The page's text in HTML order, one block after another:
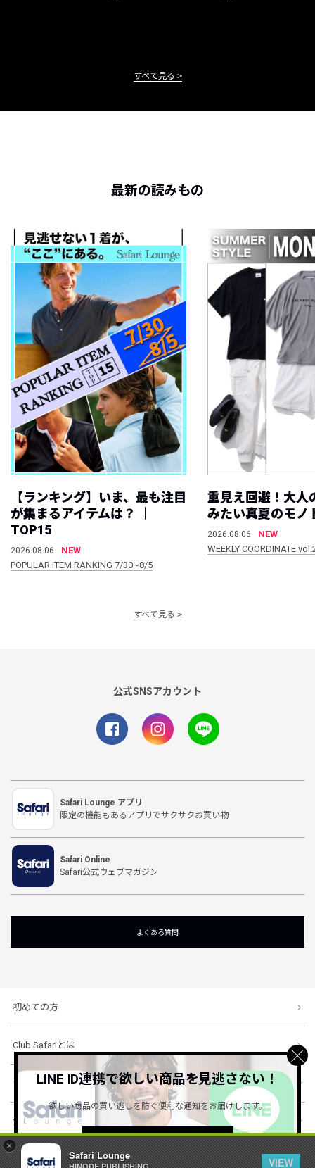
×
Safari Lounge
VIEW
すべて見る
最新の読みもの
【ランキング】いま、最も注目
が集まるアイテムは？ ｜
TOP15
2026.08.06
NEW
POPULAR ITEM RANKING 7/30~8/5
重見え回避！大人
みたい真夏のモノ
2026.08.06
NEW
WEEKLY COORDINATE
すべて見る
公式SNSアカウント
Safari Lounge アプリ
限定の機能もあるアプリでサクサクお買い物
Safari Online
Safari公式ウェブマガジン
よくある質問
初めての方
Club Safariとは
ショッピングガイド
会社概要・規約
LINE ID連携で欲しい商品を見逃さない！
欲しい商品の買い逃しを防ぐ便利な通知をお届けします。
詳しくはこちら ＞